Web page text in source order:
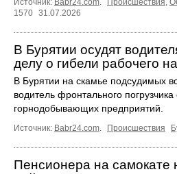
Источник: Babr24.com. Происшествия,
1570 31.07.2026
В Бурятии осудят
делу о гибели рабочего
В Бурятии на скамье подсудимых
водитель фронтального
горнодобывающих предприятий.
Источник: Babr24.com. Происшествия
Пенсионера на самокате